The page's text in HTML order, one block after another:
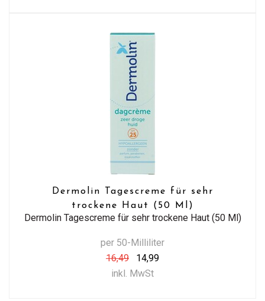
Dermolin Tagescreme für sehr
trockene Haut (50 Ml)
Dermolin Tagescreme für sehr trockene Haut (50 Ml)
per 50-Milliliter
16,49
14,99
inkl. MwSt